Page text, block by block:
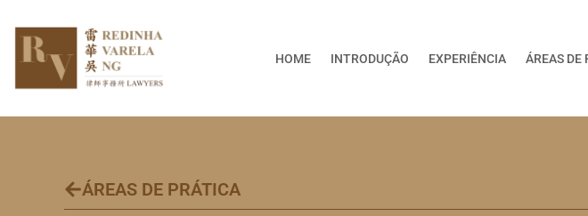
content
HOME INTRODUÇÃO EXPERIÊNCIA ÁREAS DE
ÁREAS DE PRÁTICA